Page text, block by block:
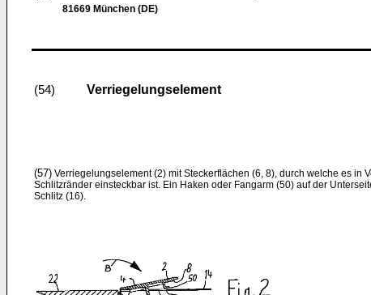
81669 München (DE)
(54) Verriegelungselement
(57) Verriegelungselement (2) mit Steckerflächen (6, 8), durch welche es in
Schlitzränder einsteckbar ist. Ein Haken oder Fangarm (50) auf der
Schlitz (16).